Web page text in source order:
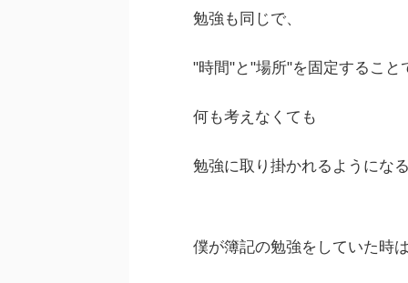
勉強も同じで、
"時間"と"場所"を固定すること
何も考えなくても
勉強に取り掛かれるようになる
僕が簿記の勉強をしていた時は